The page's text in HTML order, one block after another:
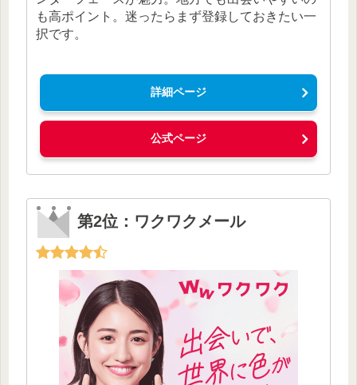
も高ポイント。迷ったらまず登録しておきたい一
択です。
詳細ページ
公式ページ
第2位：ワクワクメール